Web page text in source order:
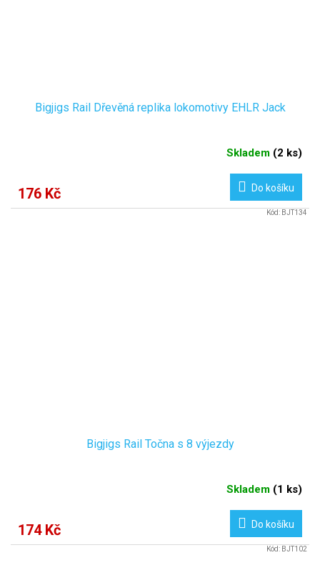
Bigjigs Rail Dřevěná replika lokomotivy EHLR Jack
Skladem (2 ks)
176 Kč Do košíku
Bigjigs Rail Točna s 8 výjezdy
Skladem (1 ks)
174 Kč Do košíku
Kód: BJT134
Kód: BJT102